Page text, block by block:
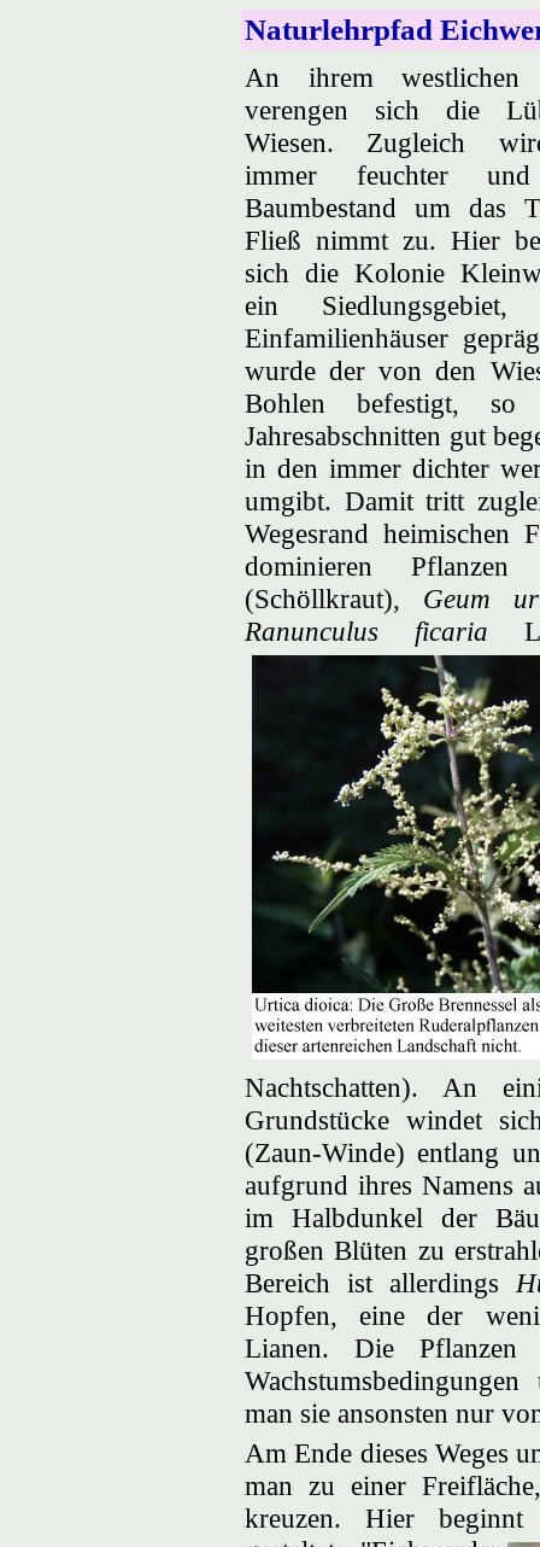
Naturlehrpfad
An ihrem westlichen
verengen sich die
Wiesen. Zugleich
immer feuchter
Baumbestand um das
Fließ nimmt zu. Hier
sich die Kolonie
ein
Einfamilienhäuser
wurde der von den
Bohlen befestigt,
Jahresabschnitten gut
in den immer dichter
umgibt. Damit tritt
Wegesrand heimischen
dominieren
(Schöllkraut), Geum
Ranunculus ficaria L.
Nachtschatten). An
Grundstücke windet
(Zaun-Winde) entlang
aufgrund ihres Namens
im Halbdunkel der
großen Blüten zu
Bereich ist allerdings
Hopfen, eine der
Lianen. Die Pflanzen
man sie ansonsten nur
Am Ende dieses Weges
man zu einer
kreuzen. Hier